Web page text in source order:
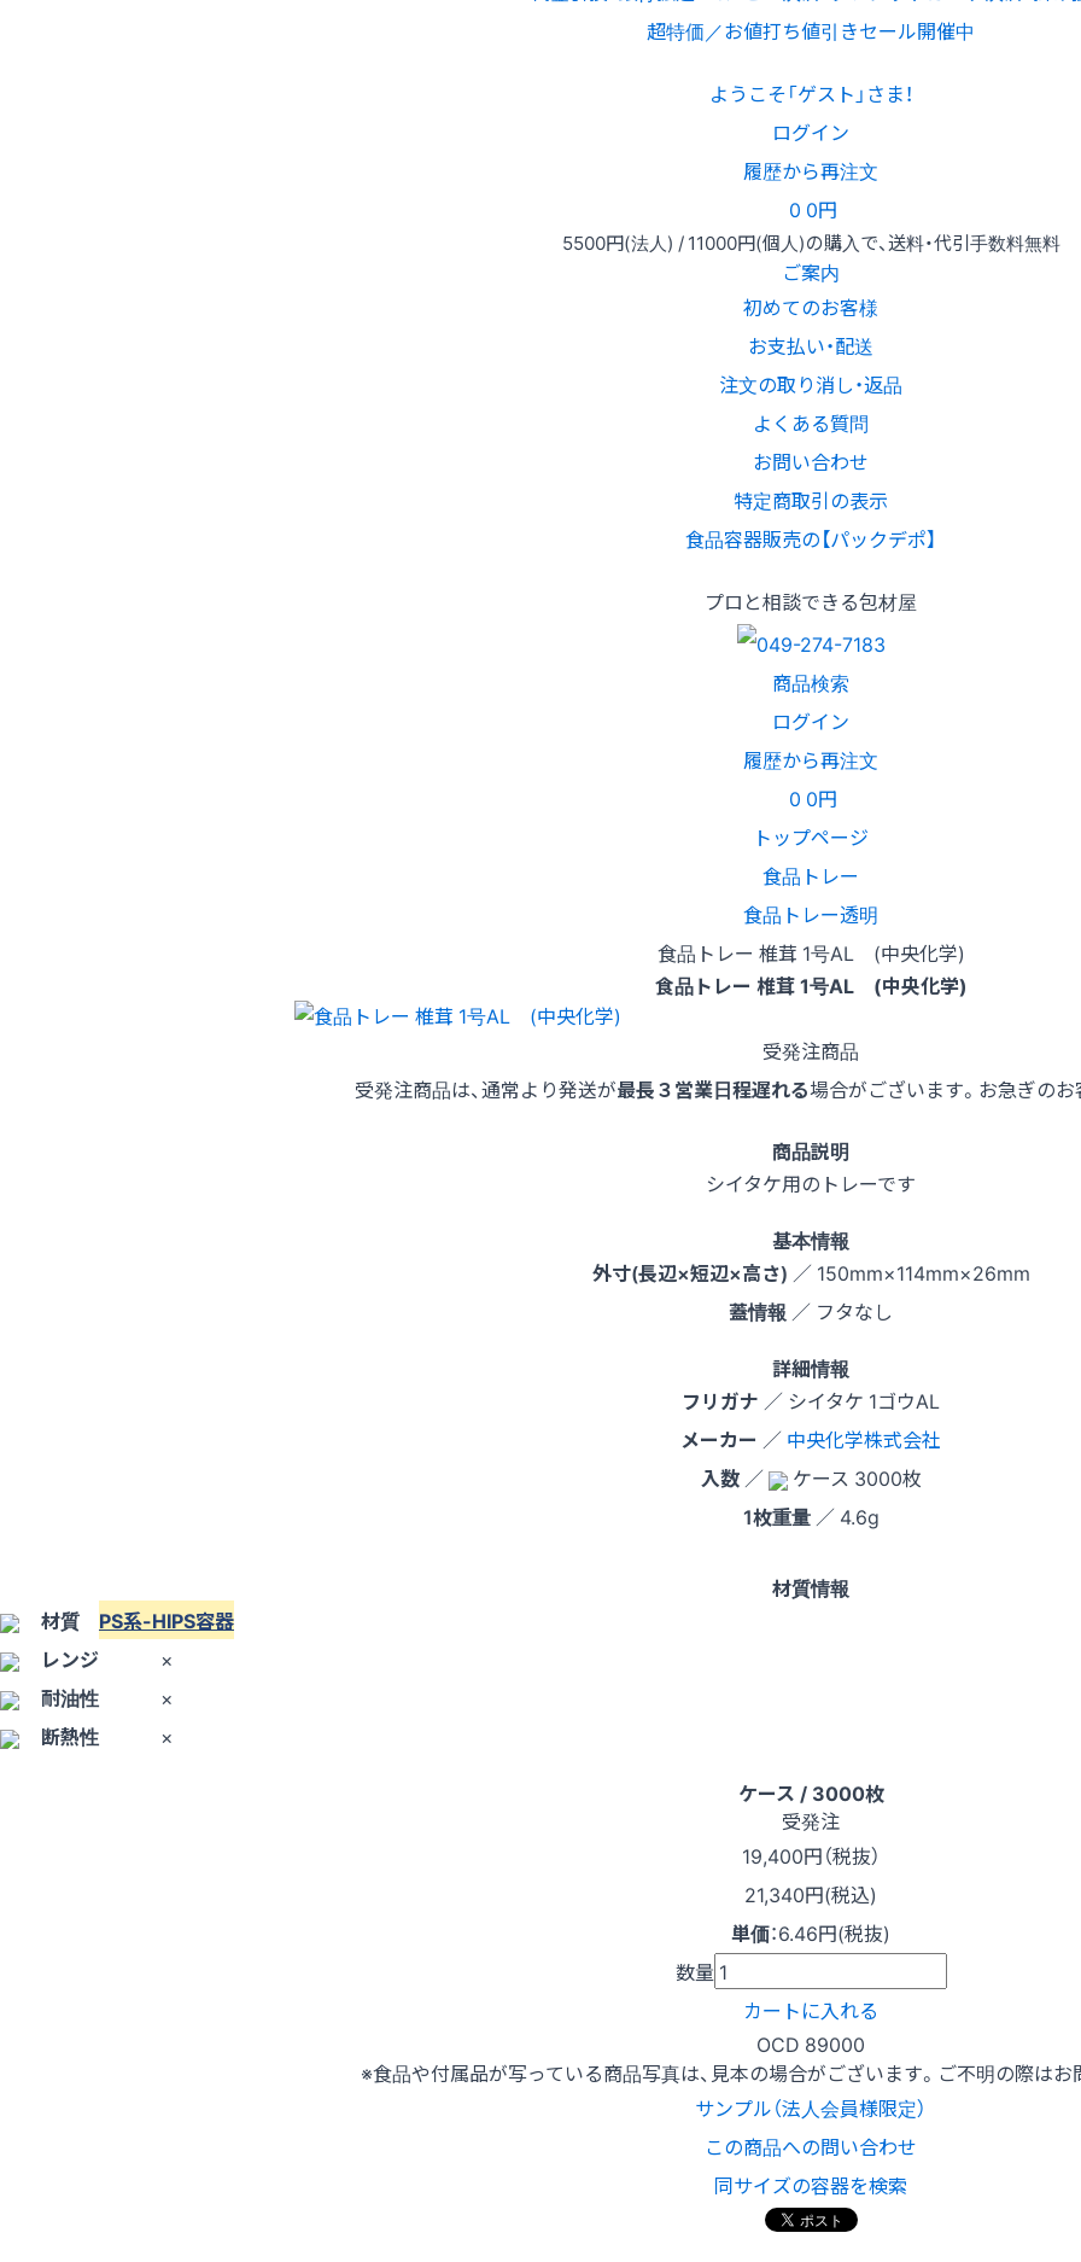
超特価／お値打ち値引きセール開催中
ようこそ「ゲスト」さま！
ログイン
履歴から再注文
0 0円
5500円(法人) /11000円(個人)の購入で、送料・代引手数料無料
ご案内
初めてのお客様
お支払い・配送
注文の取り消し・返品
よくある質問
お問い合わせ
特定商取引の表示
食品容器販売の【パックデポ】
プロと相談できる包材屋
商品検索
ログイン
履歴から再注文
0 0円
トップページ
食品トレー
食品トレー透明
食品トレー 椎茸 1号AL (中央化学)
食品トレー 椎茸 1号AL (中央化学)
受発注商品
受発注商品は、通常より発送が最長３営業日程遅れる場合がございます。お急ぎの
商品説明
シイタケ用のトレーです
基本情報
外寸(長辺×短辺×高さ) ／ 150mm×114mm×26mm
蓋情報 ／ フタなし
詳細情報
フリガナ ／ シイタケ 1ゴウAL
メーカー ／ 中央化学株式会社
入数／
ケース 3000枚
1枚重量／ 4.6g
材質情報
材質 PS系-HIPS容器
レンジ
×
耐油性
×
断熱性
×
ケース / 3000枚
受発注
19,400円（税抜）
21,340円(税込)
単価：6.46円(税抜)
数量
カートに入れる
OCD 89000
※食品や付属品が写っている商品写真は、見本の場合がございます。ご不明の際はお
サンプル（法人会員様限定）
この商品への問い合わせ
同サイズの容器を検索